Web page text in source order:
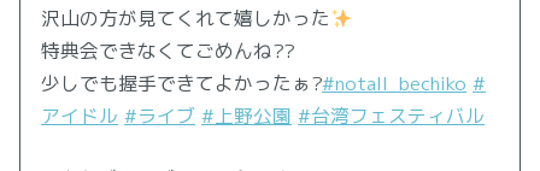
沢山の方が見てくれて嬉しかった
特典会できなくてごめんね??
少しでも握手できてよかったぁ?#notall_bechiko #
アイドル #ライブ #上野公園 #台湾フェスティバル